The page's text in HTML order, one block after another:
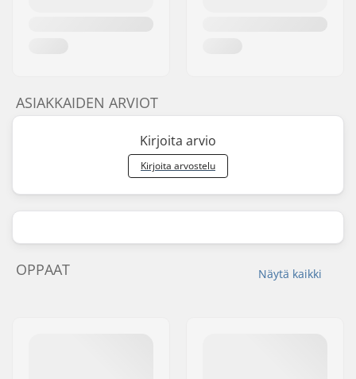
ASIAKKAIDEN ARVIOT
Kirjoita arvio
Kirjoita arvostelu
Näytä kaikki
OPPAAT